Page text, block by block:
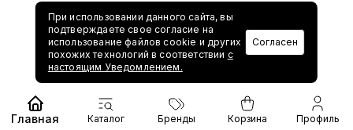
1
При использовании данного сайта, вы
подтверждаете свое согласие на
использование файлов cookie и других
похожих технологий в соответствии с
настоящим Уведомлением.
Согласен
Главная Каталог Бренды Корзина Профиль